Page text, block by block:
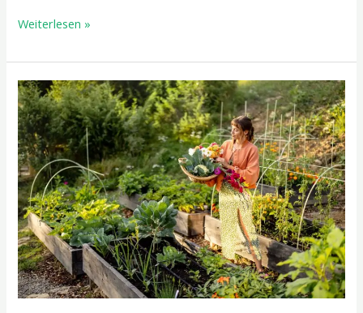
Weiterlesen »
Natürlich
leben,
natürlich
essen